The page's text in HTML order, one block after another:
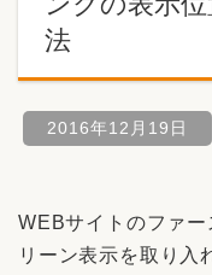
法
2016年12月19日
WEBサイトのファ
リーン表示を取り入